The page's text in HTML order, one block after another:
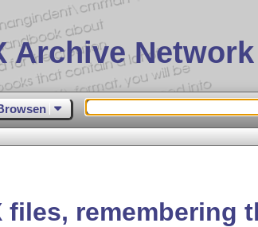
Archive Network
files, remembering